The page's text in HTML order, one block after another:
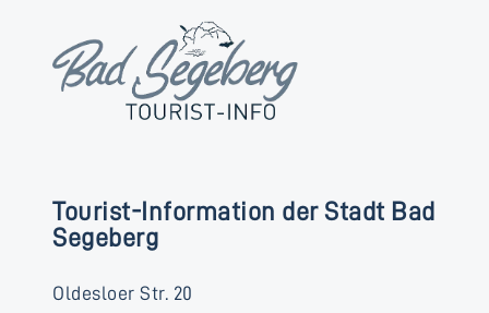
Tourist-Information der Stadt Bad
Segeberg
Oldesloer Str. 20